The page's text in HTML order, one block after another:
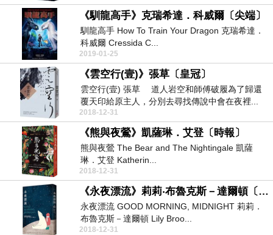
《馴龍高手》克瑞希達．科威爾〔尖端〕
馴龍高手 How To Train Your Dragon 克瑞希達．
科威爾 Cressida C...
2019-01-25
《雲空行(壹)》張草〔皇冠〕
雲空行(壹) 張草 道人岩空和師傅破履為了歸還
覆天印給原主人，分別去尋找傳說中會在夜裡...
2018-12-31
《熊與夜鶯》凱薩琳．艾登〔時報〕
熊與夜鶯 The Bear and The Nightingale 凱薩
琳．艾登 Katherin...
2018-12-31
《永夜漂流》莉莉‧布魯克斯－達爾頓〔悅知文化〕
永夜漂流 GOOD MORNING, MIDNIGHT 莉莉．
布魯克斯－達爾頓 Lily Broo...
2018-12-31